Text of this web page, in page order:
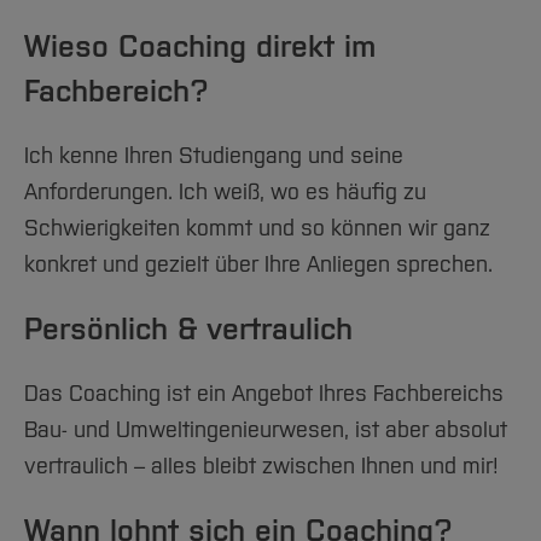
Arbeiten im FB G
International
Team
Studieninteressierte
Studium
Fachgruppen
Forschung und Entwicklung
International
Team
Service
Notfall-Infos
BO Shop
Gleichstellung
Diskriminierungsfreie Hochschule
Wahlen
Hochschulkommunikation
International Office
Medienzentrum
qed-Stiftung
Zentrale Studienberatung
Wieso Coaching direkt im
Fachbereich?
Ich kenne Ihren Studiengang und seine
Anforderungen. Ich weiß, wo es häufig zu
Schwierigkeiten kommt und so können wir ganz
konkret und gezielt über Ihre Anliegen sprechen.
Persönlich & vertraulich
Das Coaching ist ein Angebot Ihres Fachbereichs
Bau- und Umweltingenieurwesen, ist aber absolut
vertraulich – alles bleibt zwischen Ihnen und mir!
Wann lohnt sich ein Coaching?